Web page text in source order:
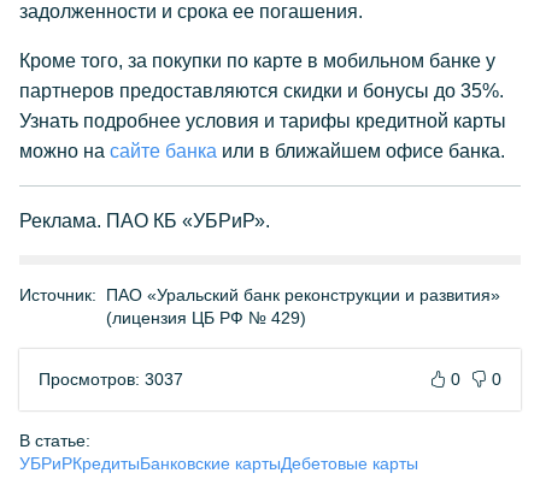
задолженности и срока ее погашения.
Кроме того, за покупки по карте в мобильном банке у
партнеров предоставляются скидки и бонусы до 35%.
Узнать подробнее условия и тарифы кредитной карты
можно на сайте банка или в ближайшем офисе банка.
Реклама. ПАО КБ «УБРиР».
Источник:
ПАО «Уральский банк реконструкции и развития»
(лицензия ЦБ РФ № 429)
Просмотров: 3037 0 0
В статье:
УБРиРКредитыБанковские картыДебетовые карты